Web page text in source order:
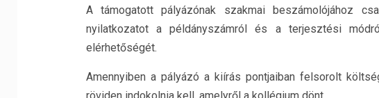
A támogatott pályázónak szakmai beszámolójához
nyilatkozatot a példányszámról és a terjesztési
elérhetőségét.
Amennyiben a pályázó a kiírás pontjaiban felsorolt